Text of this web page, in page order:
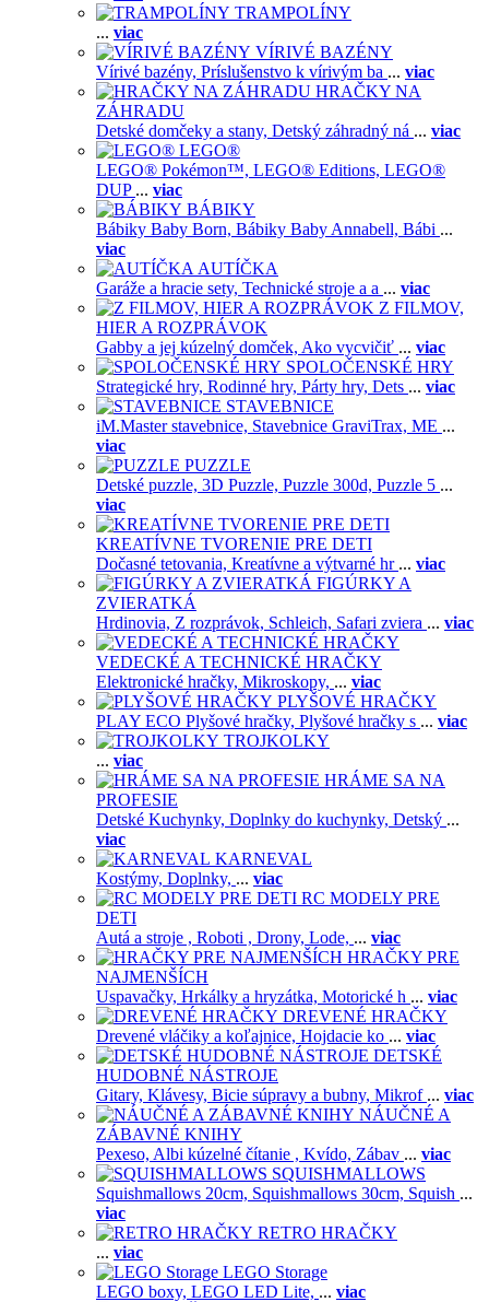
TRAMPOLÍNY
... viac
VÍRIVÉ BAZÉNY
Vírivé bazény, Príslušenstvo k vírivým ba ... viac
HRAČKY NA
ZÁHRADU
Detské domčeky a stany, Detský záhradný ná ... viac
LEGO®
LEGO® Pokémon™, LEGO® Editions, LEGO®
DUP ... viac
BÁBIKY
Bábiky Baby Born, Bábiky Baby Annabell, Bábi ...
viac
AUTÍČKA
Garáže a hracie sety, Technické stroje a a ... viac
Z FILMOV,
HIER A ROZPRÁVOK
Gabby a jej kúzelný domček, Ako vycvičiť ... viac
SPOLOČENSKÉ HRY
Strategické hry, Rodinné hry, Párty hry, Dets ... viac
STAVEBNICE
iM.Master stavebnice, Stavebnice GraviTrax, ME ...
viac
PUZZLE
Detské puzzle, 3D Puzzle, Puzzle 300d, Puzzle 5 ...
viac
KREATÍVNE TVORENIE PRE DETI
Dočasné tetovania, Kreatívne a výtvarné hr ... viac
FIGÚRKY A
ZVIERATKÁ
Hrdinovia, Z rozprávok, Schleich, Safari zviera ... viac
VEDECKÉ A TECHNICKÉ HRAČKY
Elektronické hračky, Mikroskopy, ... viac
PLYŠOVÉ HRAČKY
PLAY ECO Plyšové hračky, Plyšové hračky s ... viac
TROJKOLKY
... viac
HRÁME SA NA
PROFESIE
Detské Kuchynky, Doplnky do kuchynky, Detský ...
viac
KARNEVAL
Kostýmy, Doplnky, ... viac
RC MODELY PRE
DETI
Autá a stroje , Roboti , Drony, Lode, ... viac
HRAČKY PRE
NAJMENŠÍCH
Uspavačky, Hrkálky a hryzátka, Motorické h ... viac
DREVENÉ HRAČKY
Drevené vláčiky a koľajnice, Hojdacie ko ... viac
DETSKÉ
HUDOBNÉ NÁSTROJE
Gitary, Klávesy, Bicie súpravy a bubny, Mikrof ... viac
NÁUČNÉ A
ZÁBAVNÉ KNIHY
Pexeso, Albi kúzelné čítanie , Kvído, Zábav ... viac
SQUISHMALLOWS
Squishmallows 20cm, Squishmallows 30cm, Squish ...
viac
RETRO HRAČKY
... viac
LEGO Storage
LEGO boxy, LEGO LED Lite, ... viac